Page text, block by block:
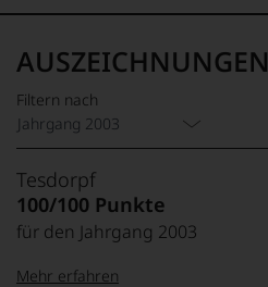
AUSZEICHNUNGEN
Filtern nach
Jahrgang 2003
Tesdorpf
100/100 Punkte
für den Jahrgang 2003
Mehr erfahren